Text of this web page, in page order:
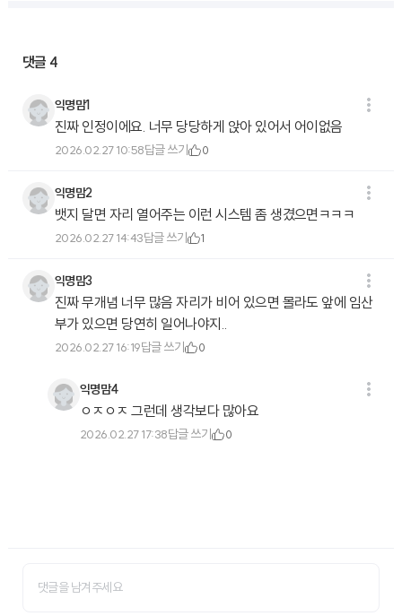
댓글 4
익명맘1
진짜 인정이에요. 너무 당당하게 앉아 있어서 어이없음
2026.02.27 10:58답글 쓰기 0
익명맘2
뱃지 달면 자리 열어주는 이런 시스템 좀 생겼으면ㅋㅋㅋ
2026.02.27 14:43답글 쓰기 1
익명맘3
진짜 무개념 너무 많음 자리가 비어 있으면 몰라도 앞에 임산
부가 있으면 당연히 일어나야지..
2026.02.27 16:19답글 쓰기 0
익명맘4
ㅇㅈㅇㅈ 그런데 생각보다 많아요
2026.02.27 17:38답글 쓰기 0